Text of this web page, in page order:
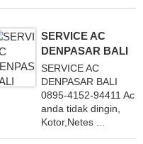
SERVICE AC
DENPASAR BALI
SERVICE AC
DENPASAR BALI
0895-4152-94411 Ac
anda tidak dingin,
Kotor,Netes ...